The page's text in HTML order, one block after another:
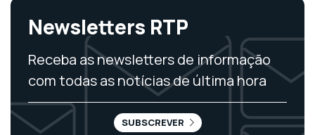
Newsletters RTP
Receba as newsletters de informação
com todas as notícias de última hora
SUBSCREVER